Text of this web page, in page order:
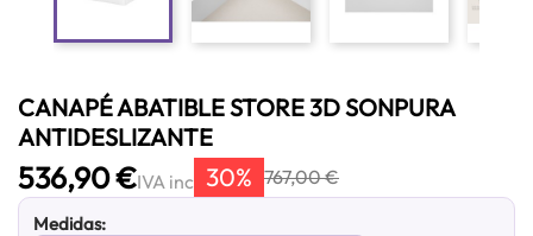
CANAPÉ ABATIBLE STORE 3D SONPURA
ANTIDESLIZANTE
536,90 €IVA inc 30% 767,00 €
Medidas: